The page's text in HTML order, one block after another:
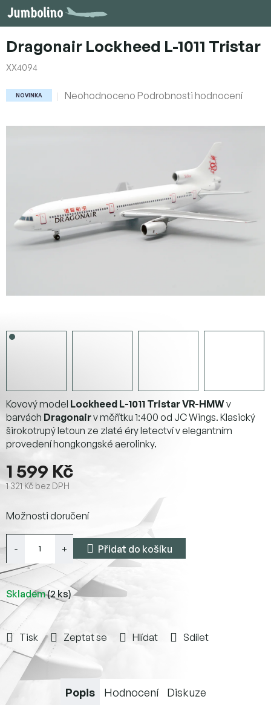
Přejít
na
Dragonair Lockheed L-1011 Tristar
XX4094
NOVINKA
Průměrné
Neohodnoceno Podrobnosti hodnocení
1 599 Kč
1 321 Kč bez DPH
cena:
Skladem(2 ks)
Možnosti doručení
Přidat do košíku
Kovový model Lockheed L-1011 Tristar VR-HMWv
barvách Dragonairv měřítku 1:400 od JC Wings. Klasický
širokotrupý letoun ze zlaté éry letectví v elegantním
provedení hongkongské aerolinky.
Tisk Zeptat se Hlídat Sdílet
Popis Hodnocení Diskuze